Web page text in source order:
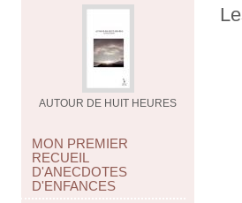
AUTOUR DE HUIT HEURES
MON PREMIER
RECUEIL
D'ANECDOTES
D'ENFANCES